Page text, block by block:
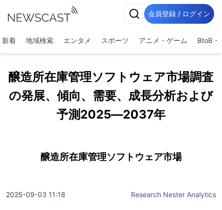
会員登録 / ログイン
新着 地域検索 エンタメ スポーツ アニメ・ゲーム BtoB・
醸造所在庫管理ソフトウェア市場調査
の発展、傾向、需要、成長分析および
予測2025―2037年
醸造所在庫管理ソフトウェア市場
2025-09-03 11:18 Research Nester Analytics